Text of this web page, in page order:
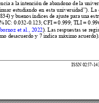
a la intención de abandono de la
estudiando en esta universidad”).

 
et al., 2022). Las respuestas se